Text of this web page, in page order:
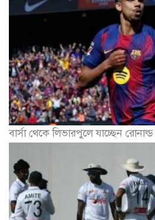
বার্সা থেকে লিভারপুলে যাচ্ছেন